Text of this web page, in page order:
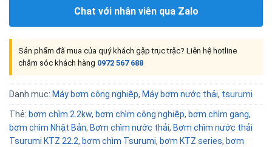
Chat với nhân viên qua Zalo
Sản phẩm đã mua của quý khách gặp trục trặc? Liên hệ hotline
chăm sóc khách hàng 0972 567 688
Danh mục: Máy bơm công nghiệp, Máy bơm nước thải, tsurumi
Thẻ: bơm chìm 2.2kw, bơm chìm công nghiệp, bơm chìm gang,
bơm chìm Nhật Bản, Bơm chìm nước thải, Bơm chìm nước thải
Tsurumi KTZ 22.2, bơm chìm Tsurumi, bơm KTZ series, bơm